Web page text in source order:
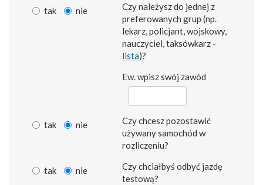
tak nie
Czy należysz do jednej z
preferowanych grup (np.
lekarz, policjant, wojskowy,
nauczyciel, taksówkarz -
lista)?
Ew. wpisz swój zawód
tak nie
Czy chcesz pozostawić
używany samochód w
rozliczeniu?
tak nie
Czy chciałbyś odbyć jazdę
testową?